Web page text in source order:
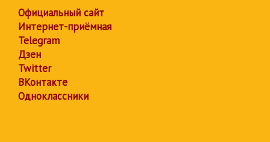
Официальный сайт
Интернет-приёмная
Telegram
Дзен
Twitter
ВКонтакте
Одноклассники